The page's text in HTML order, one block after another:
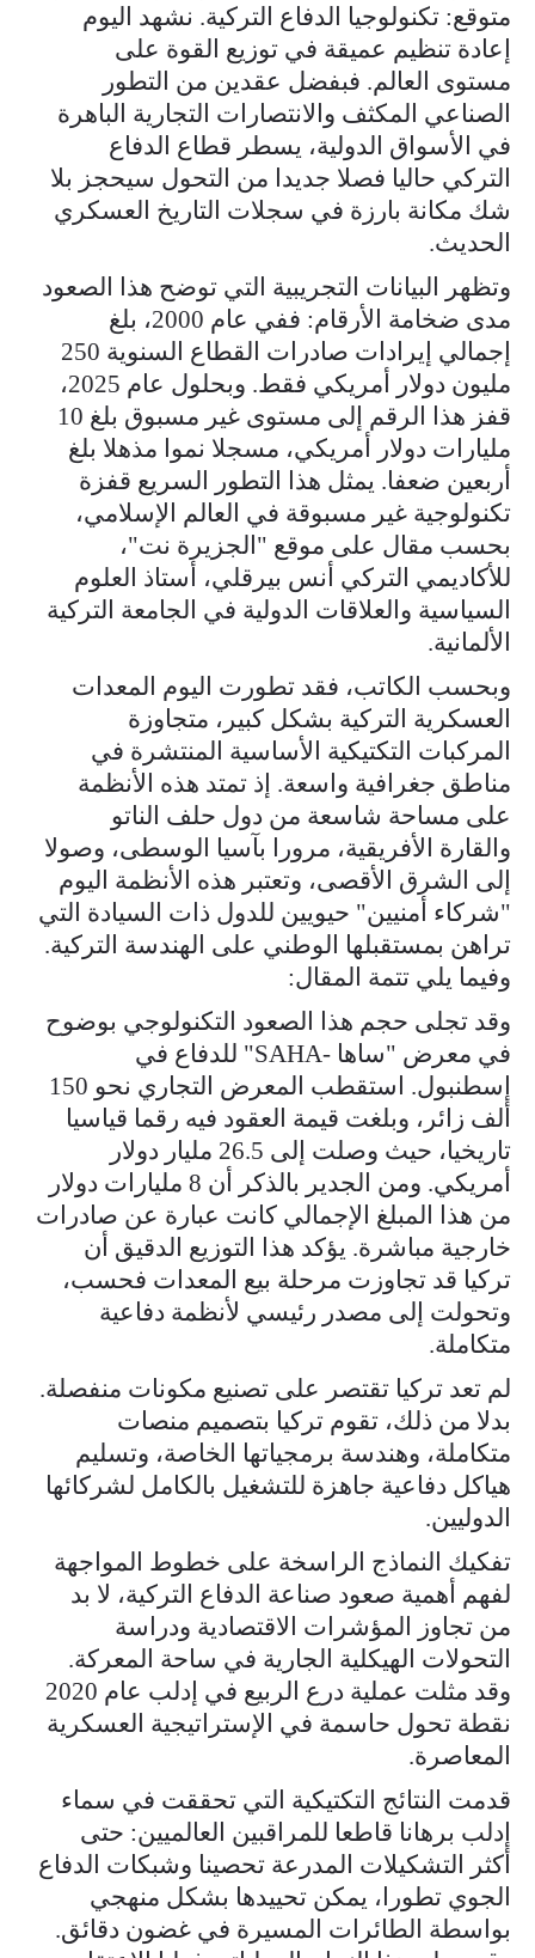
متوقع: تكنولوجيا الدفاع التركية. نشهد اليوم
إعادة تنظيم عميقة في توزيع القوة على
مستوى العالم. فبفضل عقدين من التطور
الصناعي المكثف والانتصارات التجارية الباهرة
في الأسواق الدولية، يسطر قطاع الدفاع
التركي حاليا فصلا جديدا من التحول سيحجز بلا
شك مكانة بارزة في سجلات التاريخ العسكري
الحديث.
وتظهر البيانات التجريبية التي توضح هذا الصعود
مدى ضخامة الأرقام: ففي عام 2000، بلغ
إجمالي إيرادات صادرات القطاع السنوية 250
مليون دولار أمريكي فقط. وبحلول عام 2025،
قفز هذا الرقم إلى مستوى غير مسبوق بلغ 10
مليارات دولار أمريكي، مسجلا نموا مذهلا بلغ
أربعين ضعفا. يمثل هذا التطور السريع قفزة
تكنولوجية غير مسبوقة في العالم الإسلامي،
بحسب مقال على موقع "الجزيرة نت"،
للأكاديمي التركي أنس بيرقلي، أستاذ العلوم
السياسية والعلاقات الدولية في الجامعة التركية
الألمانية.
وبحسب الكاتب، فقد تطورت اليوم المعدات
العسكرية التركية بشكل كبير، متجاوزة
المركبات التكتيكية الأساسية المنتشرة في
مناطق جغرافية واسعة. إذ تمتد هذه الأنظمة
على مساحة شاسعة من دول حلف الناتو
والقارة الأفريقية، مرورا بآسيا الوسطى، وصولا
إلى الشرق الأقصى، وتعتبر هذه الأنظمة اليوم
"شركاء أمنيين" حيويين للدول ذات السيادة التي
تراهن بمستقبلها الوطني على الهندسة التركية.
وفيما يلي تتمة المقال:
وقد تجلى حجم هذا الصعود التكنولوجي بوضوح
في معرض "ساها -SAHA" للدفاع في
إسطنبول. استقطب المعرض التجاري نحو 150
ألف زائر، وبلغت قيمة العقود فيه رقما قياسيا
تاريخيا، حيث وصلت إلى 26.5 مليار دولار
أمريكي. ومن الجدير بالذكر أن 8 مليارات دولار
من هذا المبلغ الإجمالي كانت عبارة عن صادرات
خارجية مباشرة. يؤكد هذا التوزيع الدقيق أن
تركيا قد تجاوزت مرحلة بيع المعدات فحسب،
وتحولت إلى مصدر رئيسي لأنظمة دفاعية
متكاملة.
لم تعد تركيا تقتصر على تصنيع مكونات منفصلة.
بدلا من ذلك، تقوم تركيا بتصميم منصات
متكاملة، وهندسة برمجياتها الخاصة، وتسليم
هياكل دفاعية جاهزة للتشغيل بالكامل لشركائها
الدوليين.
تفكيك النماذج الراسخة على خطوط المواجهة
لفهم أهمية صعود صناعة الدفاع التركية، لا بد
من تجاوز المؤشرات الاقتصادية ودراسة
التحولات الهيكلية الجارية في ساحة المعركة.
وقد مثلت عملية درع الربيع في إدلب عام 2020
نقطة تحول حاسمة في الإستراتيجية العسكرية
المعاصرة.
قدمت النتائج التكتيكية التي تحققت في سماء
إدلب برهانا قاطعا للمراقبين العالميين: حتى
أكثر التشكيلات المدرعة تحصينا وشبكات الدفاع
الجوي تطورا، يمكن تحييدها بشكل منهجي
بواسطة الطائرات المسيرة في غضون دقائق.